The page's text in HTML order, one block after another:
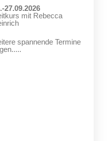
27.09.2026
mit Rebecca
spannende Termine